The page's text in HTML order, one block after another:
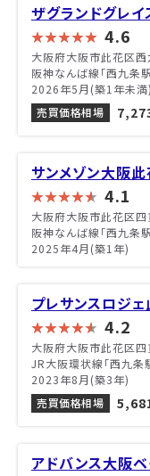
ザグランドグレ
4.6
大阪府大阪市此花区
阪神なんば線「西九条
2026年5月(築1年未満)
売買価格相場
サンメゾン大阪
4.1
大阪府大阪市此花区
阪神なんば線「西九条
2025年4月(築1年)
プレサンスロジ
4.2
大阪府大阪市此花区
JR大阪環状線「西九条
2023年8月(築3年)
売買価格相場
アドバンス大阪